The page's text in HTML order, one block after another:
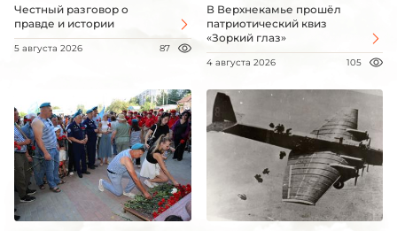
Честный разговор о
правде и истории
5 августа 2026 87
В Верхнекамье прошёл
патриотический квиз
«Зоркий глаз»
4 августа 2026 105